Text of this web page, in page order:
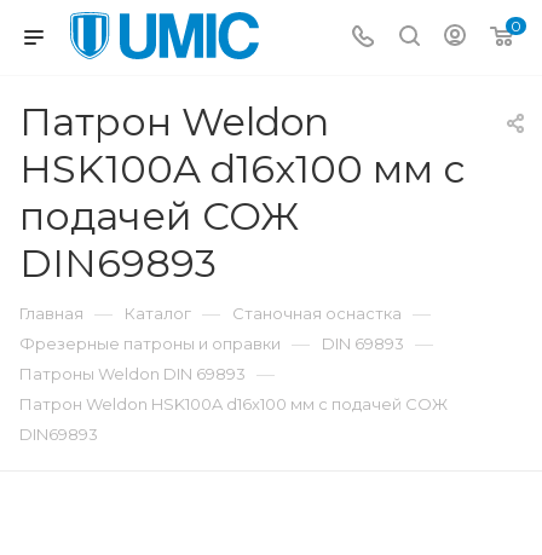
0
Патрон Weldon
HSK100A d16x100 мм с
подачей СОЖ
DIN69893
Главная — Каталог — Станочная оснастка —
Фрезерные патроны и оправки — DIN 69893 —
Патроны Weldon DIN 69893 —
Патрон Weldon HSK100A d16x100 мм с подачей СОЖ
DIN69893